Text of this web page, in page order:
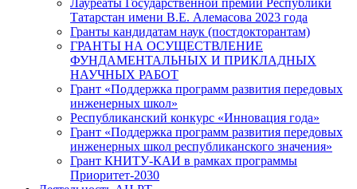
Татарстан имени В.Е. Алемасова 2023 года
Гранты кандидатам наук (постдокторантам)
ГРАНТЫ НА ОСУЩЕСТВЛЕНИЕ
ФУНДАМЕНТАЛЬНЫХ И ПРИКЛАДНЫХ
НАУЧНЫХ РАБОТ
Грант «Поддержка программ развития передовых
инженерных школ»
Республиканский конкурс «Инновация года»
Грант «Поддержка программ развития передовых
инженерных школ республиканского значения»
Грант КНИТУ-КАИ в рамках программы
Приоритет-2030